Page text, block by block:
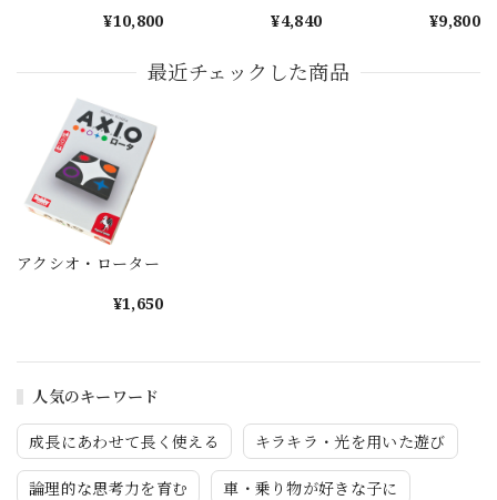
人気のキーワード
成長にあわせて長く使える キラキラ・光を用いた遊び
論理的な思考力を育む 車・乗り物が好きな子に
¥10,800
¥4,840
¥9,800
最近チェックした商品
アクシオ・ローター
¥1,650